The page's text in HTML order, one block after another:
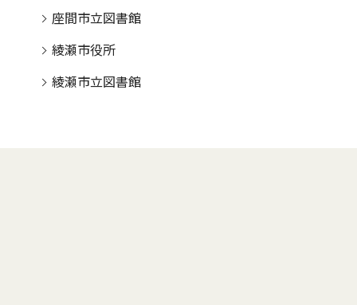
座間市立図書館
綾瀬市役所
綾瀬市立図書館